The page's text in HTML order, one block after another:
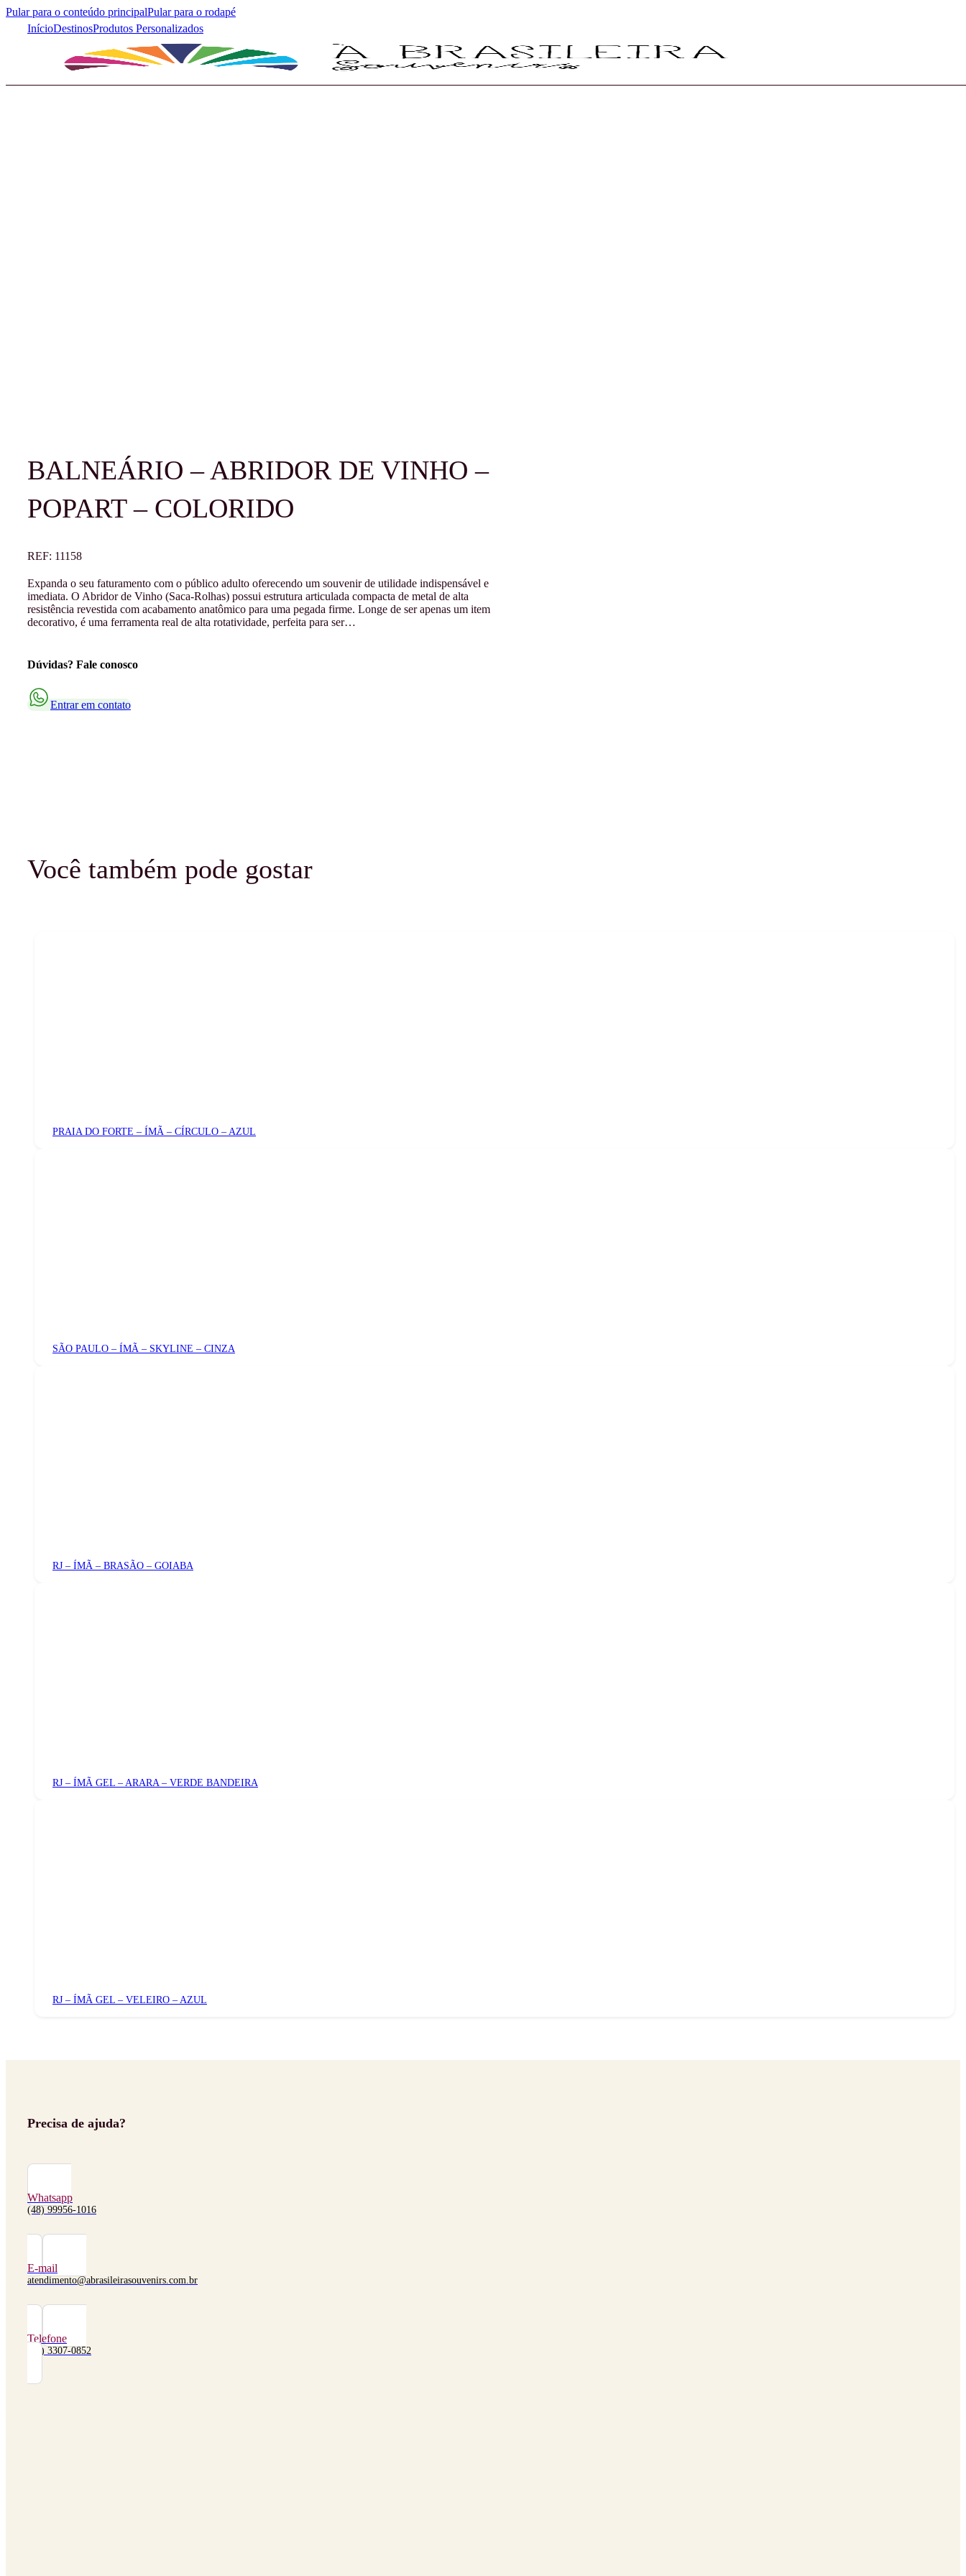
Pular para o conteúdo principalPular para o rodapé
InícioDestinosProdutos Personalizados
BALNEÁRIO – ABRIDOR DE VINHO –
POPART – COLORIDO
REF: 11158
Expanda o seu faturamento com o público adulto oferecendo um souvenir de utilidade indispensável e
imediata. O Abridor de Vinho (Saca-Rolhas) possui estrutura articulada compacta de metal de alta
resistência revestida com acabamento anatômico para uma pegada firme. Longe de ser apenas um item
decorativo, é uma ferramenta real de alta rotatividade, perfeita para ser…
Dúvidas? Fale conosco
Entrar em contato
Você também pode gostar
PRAIA DO FORTE – ÍMÃ – CÍRCULO – AZUL
SÃO PAULO – ÍMÃ – SKYLINE – CINZA
RJ – ÍMÃ – BRASÃO – GOIABA
RJ – ÍMÃ GEL – ARARA – VERDE BANDEIRA
RJ – ÍMÃ GEL – VELEIRO – AZUL
Precisa de ajuda?
Whatsapp
(48) 99956-1016
E-mail
atendimento@abrasileirasouvenirs.com.br
Telefone
(48) 3307-0852